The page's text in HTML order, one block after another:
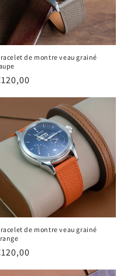
de montre veau grainé
de montre veau grainé